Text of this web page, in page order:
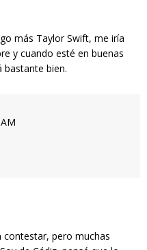
más Taylor Swift, me iría
y cuando esté en buenas
bastante bien.
contestar, pero muchas